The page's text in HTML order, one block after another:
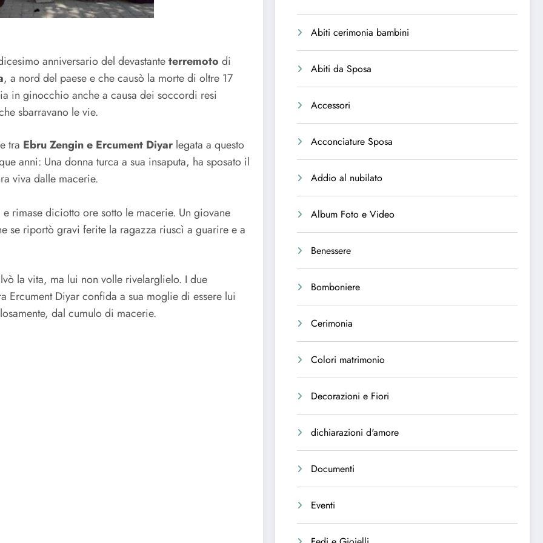
anniversario del devastanteterremoto di
, a nord del paese e che causò la morte di oltre 17
in ginocchio anche a causa dei soccordi resi
sbarravano le vie.
tra Ebru Zengin e Ercument Diyar legata a questo
anni: Una donna turca a sua insaputa, ha sposato il
viva dalle macerie.
rimase diciotto ore sotto le macerie. Un giovane
se riportò gravi ferite la ragazza riuscì a guarire e a
la vita, ma lui non volle rivelarglielo. I due
Ercument Diyar confida a sua moglie di essere lui
dal cumulo di macerie.
Abiti cerimonia bambini
Abiti da Sposa
Accessori
Acconciature Sposa
Addio al nubilato
Album Foto e Video
Benessere
Bomboniere
Cerimonia
Colori matrimonio
Decorazioni e Fiori
dichiarazioni d'amore
Documenti
Eventi